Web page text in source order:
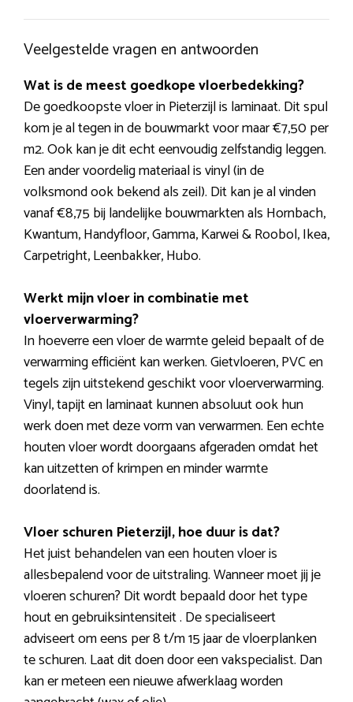
Veelgestelde vragen en antwoorden
Wat is de meest goedkope vloerbedekking?
De goedkoopste vloer in Pieterzijl is laminaat. Dit spul
kom je al tegen in de bouwmarkt voor maar €7,50 per
m2. Ook kan je dit echt eenvoudig zelfstandig leggen.
Een ander voordelig materiaal is vinyl (in de
volksmond ook bekend als zeil). Dit kan je al vinden
vanaf €8,75 bij landelijke bouwmarkten als Hornbach,
Kwantum, Handyfloor, Gamma, Karwei & Roobol, Ikea,
Carpetright, Leenbakker, Hubo.
Werkt mijn vloer in combinatie met
vloerverwarming?
In hoeverre een vloer de warmte geleid bepaalt of de
verwarming efficiënt kan werken. Gietvloeren, PVC en
tegels zijn uitstekend geschikt voor vloerverwarming.
Vinyl, tapijt en laminaat kunnen absoluut ook hun
werk doen met deze vorm van verwarmen. Een echte
houten vloer wordt doorgaans afgeraden omdat het
kan uitzetten of krimpen en minder warmte
doorlatend is.
Vloer schuren Pieterzijl, hoe duur is dat?
Het juist behandelen van een houten vloer is
allesbepalend voor de uitstraling. Wanneer moet jij je
vloeren schuren? Dit wordt bepaald door het type
hout en gebruiksintensiteit . De specialiseert
adviseert om eens per 8 t/m 15 jaar de vloerplanken
te schuren. Laat dit doen door een vakspecialist. Dan
kan er meteen een nieuwe afwerklaag worden